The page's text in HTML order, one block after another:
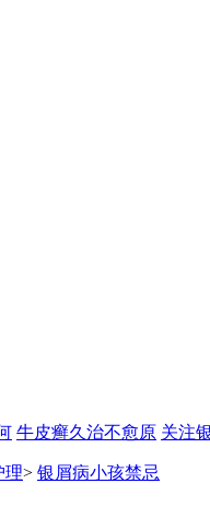
牛皮癣久治不愈原 关注
理> 银屑病小孩禁忌